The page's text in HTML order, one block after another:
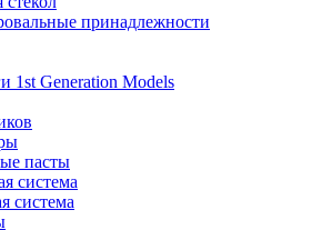
принадлежности
1st Generation Models
пасты
система
система